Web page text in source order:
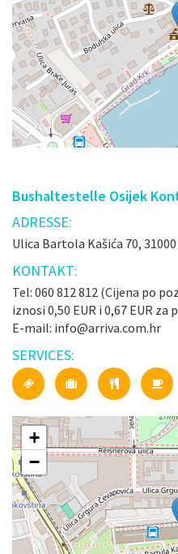
Bushaltestelle Osijek
ADRESSE:
Ulica Bartola Kašića 70,
KONTAKT:
Tel: 060 812 812 (Cijena po
iznosi 0,50 EUR i 0,67 EUR
E-mail: info@arriva.com.hr
SERVICES:
+
−